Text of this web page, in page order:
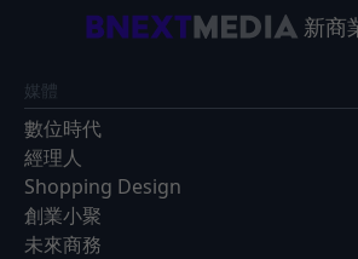
新商
媒體
數位時代
經理人
Shopping Design
創業小聚
未來商務